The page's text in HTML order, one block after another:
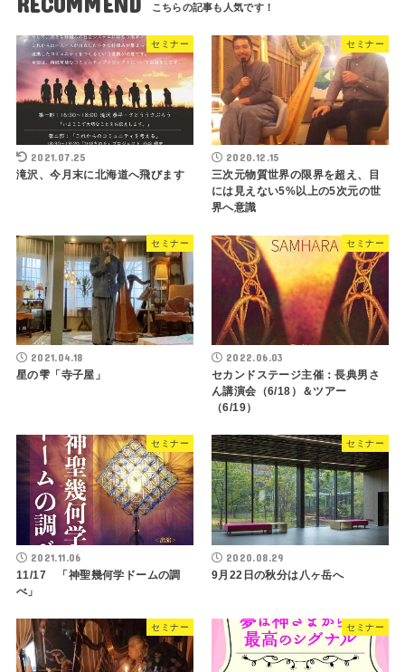
セミナー
2021.07.25
滝沢、今月末に北海道へ飛びます
セミナー
2020.12.15
三次元物質世界の限界を超え、目
には見えない5%以上の5次元の世
界へ意識
セミナー
2021.04.18
星の雫「寺子屋」
セミナー
2022.06.03
セカンドステージ主催：長典男さ
ん講演会（6/18）＆ツアー
（6/19）
セミナー
2021.11.06
11/17 「神聖幾何学ドームの調
べ」
セミナー
2020.08.29
9月22日の秋分は八ヶ岳へ
セミナー セミナー